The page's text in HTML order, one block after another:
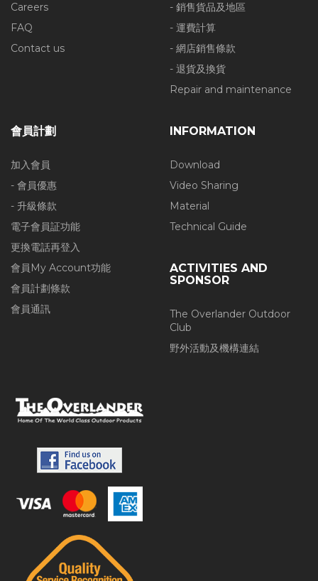
Careers
FAQ
Contact us
- 銷售貨品及地區
- 運費計算
- 網店銷售條款
- 退貨及換貨
Repair and maintenance
會員計劃
加入會員
- 會員優惠
- 升級條款
電子會員証功能
更換電話再登入
會員My Account功能
會員計劃條款
會員通訊
INFORMATION
Download
Video Sharing
Material
Technical Guide
ACTIVITIES AND
SPONSOR
The Overlander Outdoor
Club
野外活動及機構連結